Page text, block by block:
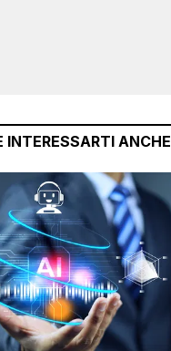
INTERESSARTI ANCHE